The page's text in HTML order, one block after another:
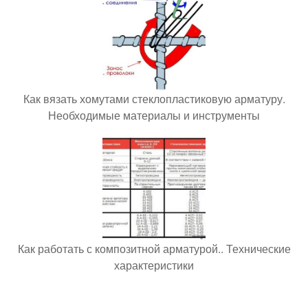
Как вязать хомутами стеклопластиковую арматуру.
Необходимые материалы и инструменты
Как работать с композитной арматурой.. Технические
характеристики